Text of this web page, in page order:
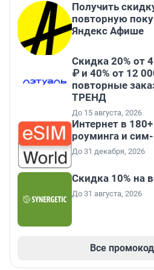
Получить
повторную
Яндекс Афише
Скидка 20% от
₽ и 40% от 12
повторные
ТРЕНД
До 15 августа, 2026
Интернет в
роуминга и
До 31 декабря, 2026
Скидка 10% на
До 31 августа, 2026
Все